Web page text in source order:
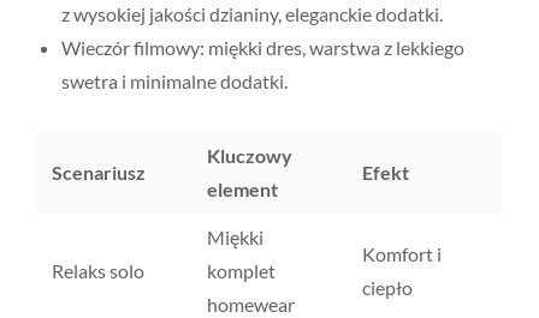
z wysokiej jakości dzianiny, eleganckie dodatki.
Wieczór filmowy: miękki dres, warstwa z lekkiego
swetra i minimalne dodatki.
Scenariusz
Kluczowy
element
Efekt
Relaks solo
Miękki
komplet
homewear
Komfort i
ciepło